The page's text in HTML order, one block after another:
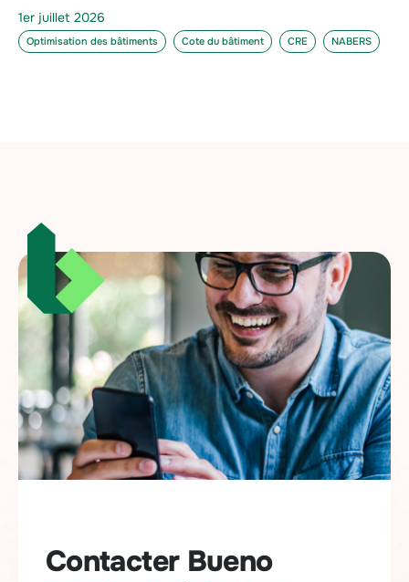
1er juillet 2026
Optimisation des bâtiments Cote du bâtiment CRE NABERS
Contacter Bueno